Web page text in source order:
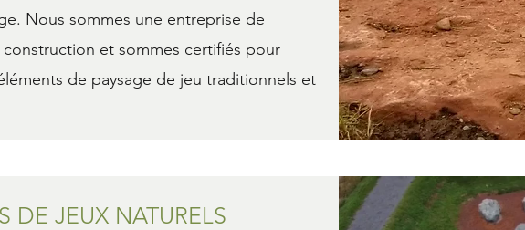
Nous sommes une entreprise de
et sommes certifiés pour
de paysage de jeu traditionnels et
DE JEUX NATURELS